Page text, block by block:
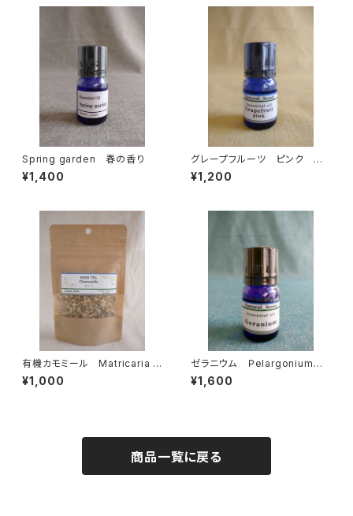
Spring garden 春の香り
¥1,400
グレープフルーツ ピンク
Citrus paradisi
¥1,200
有機カモミール Matricaria c
hamomilla
¥1,000
ゼラニウム Ｐelargonium g
raveolens
¥1,600
商品一覧に戻る